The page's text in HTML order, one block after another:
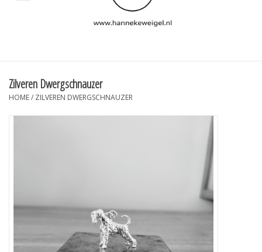
Informatie
Zilveren Dwergschnauzer
HOME/ ZILVEREN DWERGSCHNAUZER